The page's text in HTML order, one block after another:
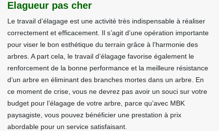
Elagueur pas cher
Le travail d’élagage est une activité très indispensable à réaliser
correctement et efficacement. Il s’agit d’une opération importante
pour viser le bon esthétique du terrain grâce à l’harmonie des
arbres. A part cela, le travail d’élagage favorise également le
renforcement de la bonne performance et la meilleure résistance
d’un arbre en éliminant des branches mortes dans un arbre. En
ce moment de crise, vous ne devrez pas avoir un souci sur votre
budget pour l’élagage de votre arbre, parce qu’avec MBK
paysagiste, vous pouvez bénéficier une prestation à prix
abordable pour un service satisfaisant.